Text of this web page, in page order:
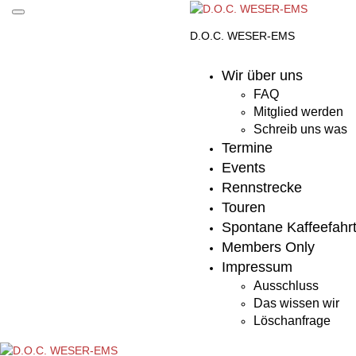
Skip
D.O.C. WESER-EMS
Wir über uns
FAQ
Mitglied werden
Schreib uns was
Termine
Events
Rennstrecke
Touren
Spontane
Members Only
Impressum
Ausschluss
Das wissen wir
Löschanfrage